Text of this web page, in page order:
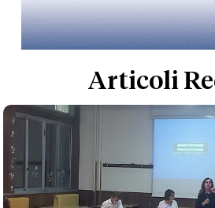
Articoli